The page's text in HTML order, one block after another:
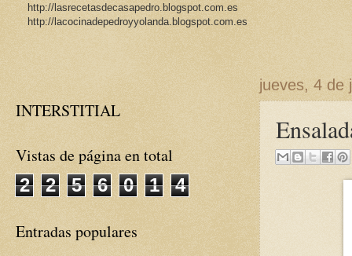
http://lasrecetasdecasapedro.blogspot.com.es
http://lacocinadepedroyyolanda.blogspot.com.es
jueves, 4 de
INTERSTITIAL
Vistas de página en total
2
2 5 6 0 1 4
Entradas populares